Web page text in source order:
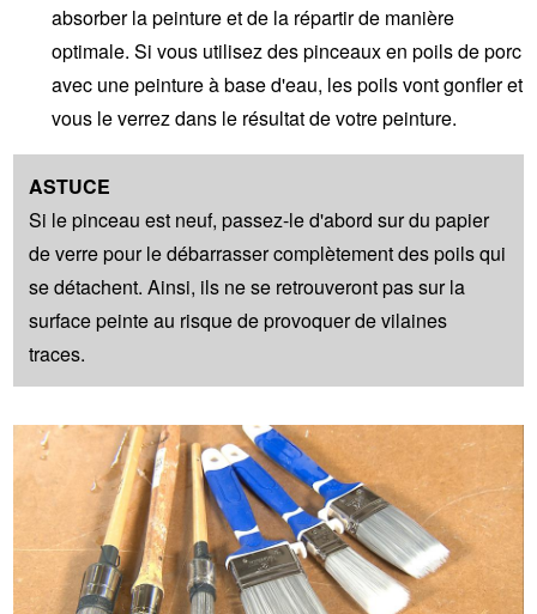
absorber la peinture et de la répartir de manière
optimale. Si vous utilisez des pinceaux en poils de porc
avec une peinture à base d'eau, les poils vont gonfler et
vous le verrez dans le résultat de votre peinture.
ASTUCE
Si le pinceau est neuf, passez-le d'abord sur du papier
de verre pour le débarrasser complètement des poils qui
se détachent. Ainsi, ils ne se retrouveront pas sur la
surface peinte au risque de provoquer de vilaines
traces.